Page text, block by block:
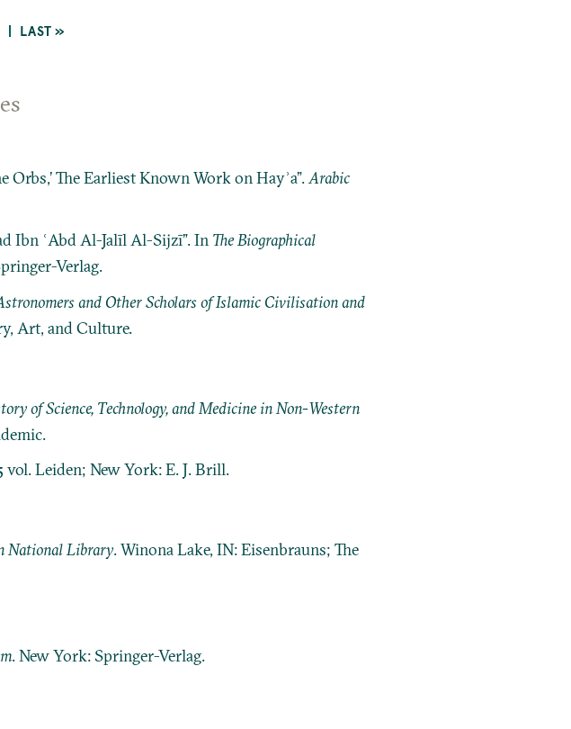
LAST
LAST »
Orbs,’ The Earliest Known Work on Hayʾa”.Arabic
Ibn ʿAbd Al-Jalīl Al-Sijzī”. In The Biographical
Verlag.
and Other Scholars of Islamic Civilisation and
Art, and Culture.
of Science, Technology, and Medicine in Non-Western
vol. Leiden; New York: E. J. Brill.
National Library. Winona Lake, IN: Eisenbrauns; The
. New York: Springer-Verlag.